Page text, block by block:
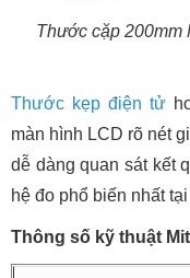
Thước cặp 200mm
Thước kẹp điện tử
màn hình LCD rõ nét
dễ dàng quan sát kết
hệ đo phổ biến nhất
Thông số kỹ thuật